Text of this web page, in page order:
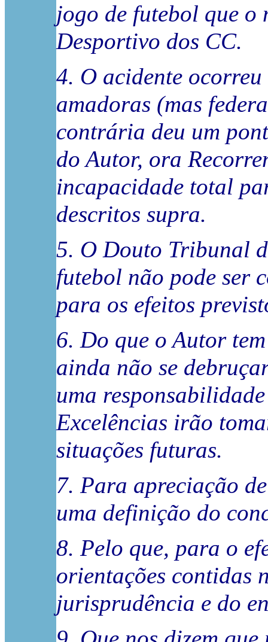
jogo de futebol que o
Desportivo dos CC.
4. O acidente
amadoras (mas
contrária deu um
do Autor, ora
incapacidade total
descritos supra.
5. O Douto Tribunal
futebol não pode ser
para os efeitos
6. Do que o Autor
ainda não se
uma
Excelências irão
situações futuras.
7. Para apreciação
uma definição do
8. Pelo que, para o
orientações contidas
jurisprudência e do